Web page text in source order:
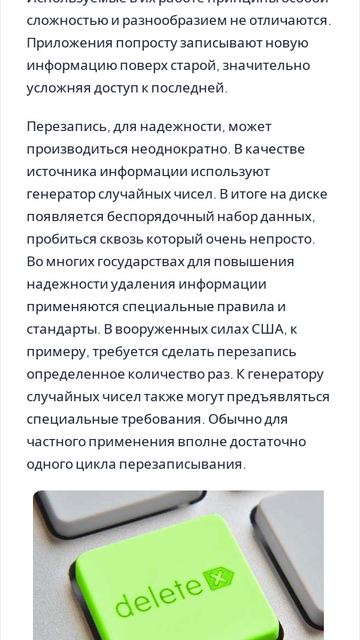
сложностью и разнообразием не отличаются.
Приложения попросту записывают новую
информацию поверх старой, значительно
усложняя доступ к последней.
Перезапись, для надежности, может
производиться неоднократно. В качестве
источника информации используют
генератор случайных чисел. В итоге на диске
появляется беспорядочный набор данных,
пробиться сквозь который очень непросто.
Во многих государствах для повышения
надежности удаления информации
применяются специальные правила и
стандарты. В вооруженных силах США, к
примеру, требуется сделать перезапись
определенное количество раз. К генератору
случайных чисел также могут предъявляться
специальные требования. Обычно для
частного применения вполне достаточно
одного цикла перезаписывания.